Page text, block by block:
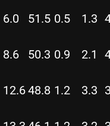
6.0 51.5 0.5 1.3
8.6 50.3 0.9 2.1
12.648.8 1.2 3.3